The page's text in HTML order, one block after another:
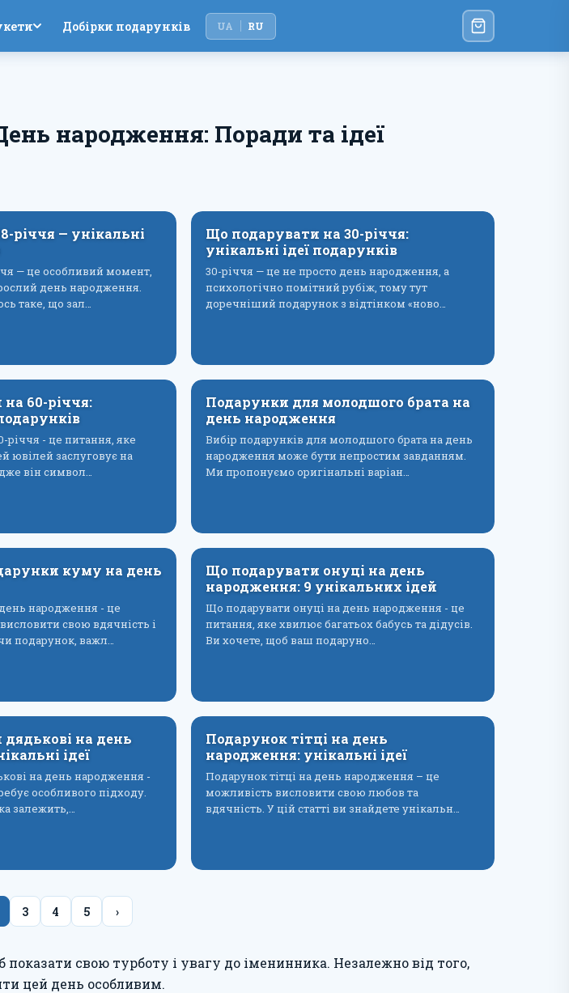
Добірки подарунків UA RU
народження: Поради та ідеї
річчя — унікальні
— це особливий момент,
день народження.
таке, що зал…
Що подарувати на 30-річчя:
унікальні ідеї подарунків
30-річчя — це не просто день народження, а
психологічно помітний рубіж, тому тут
доречніший подарунок з відтінком «ново…
60-річчя:
річчя - це питання, яке
ювілей заслуговує на
він символ…
Подарунки для молодшого брата на
день народження
Вибір подарунків для молодшого брата на день
народження може бути непростим завданням.
Ми пропонуємо оригінальні варіан…
куму на день
народження - це
свою вдячність і
подарунок, важл…
Що подарувати онуці на день
народження: 9 унікальних ідей
Що подарувати онуці на день народження - це
питання, яке хвилює багатьох бабусь та дідусів.
Ви хочете, щоб ваш подаруно…
на день
ідеї
на день народження -
особливого підходу.
залежить,…
Подарунок тітці на день
народження: унікальні ідеї
Подарунок тітці на день народження – це
можливість висловити свою любов та
вдячність. У цій статті ви знайдете унікальн…
3 4 5 ›
свою турботу і увагу до іменинника. Незалежно від того,
цей день особливим.